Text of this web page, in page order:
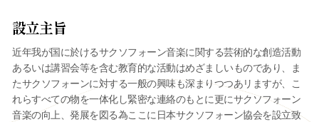
設立主旨
近年我が国に於けるサクソフォーン音楽に関する芸術的な創造活動
あるいは講習会等を含む教育的な活動はめざましいものであり、ま
たサクソフォーンに対する一般の興味も深まりつつあリますが、こ
れらすべての物を一体化し緊密な連絡のもとに更にサクソフォーン
音楽の向上、発展を図る為ここに日本サクソフォーン協会を設立致